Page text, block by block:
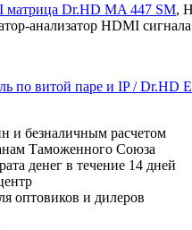
матрица Dr.HD MA 447 SM,
анализатор HDMI сигнала
по витой паре и IP / Dr.HD
и безналичным расчетом
Таможенного Союза
денег в течение 14 дней
оптовиков и дилеров